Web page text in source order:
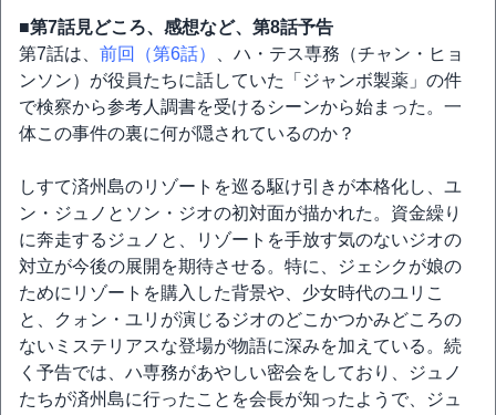
■第7話見どころ、感想など、第8話予告
第7話は、 前回（第6話）
、ハ・テス専務（チャン・ヒョ
ンソン）が役員たちに話していた「ジャンボ製薬」の件
で検察から参考人調書を受けるシーンから始まった。一
体この事件の裏に何が隠されているのか？
しすて済州島のリゾートを巡る駆け引きが本格化し、ユ
ン・ジュノとソン・ジオの初対面が描かれた。資金繰り
に奔走するジュノと、リゾートを手放す気のないジオの
対立が今後の展開を期待させる。特に、ジェシクが娘の
ためにリゾートを購入した背景や、少女時代のユリこ
と、クォン・ユリが演じるジオのどこかつかみどころの
ないミステリアスな登場が物語に深みを加えている。続
く予告では、ハ専務があやしい密会をしており、ジュノ
たちが済州島に行ったことを会長が知ったようで、ジュ